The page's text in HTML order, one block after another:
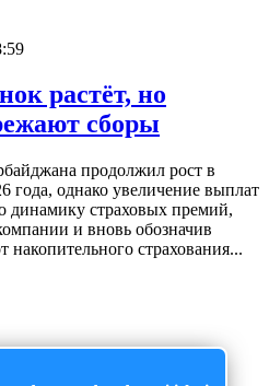
растёт, но
сборы
продолжил рост в
года, однако увеличение выплат
динамику страховых премий,
и вновь обозначив
накопительного страхования...